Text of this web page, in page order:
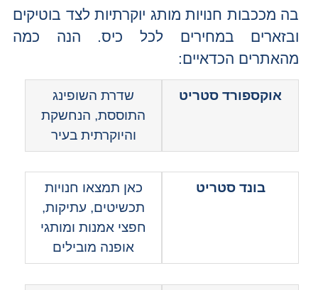
בה מככבות חנויות מותג יוקרתיות לצד בוטיקים
ובזארים במחירים לכל כיס. הנה כמה
מהאתרים הכדאיים:
אוקספורד סטריט
שדרת השופינג
התוססת, הנחשקת
והיוקרתית בעיר
בונד סטריט
כאן תמצאו חנויות
תכשיטים, עתיקות,
חפצי אמנות ומותגי
אופנה מובילים